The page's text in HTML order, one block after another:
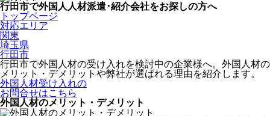
行田市で外国人人材派遣･紹介会社をお探しの方へ
トップページ
対応エリア
関東
埼玉県
行田市
行田市で外国人材の受け入れを検討中の企業様へ。外国人材の
メリット・デメリットや弊社が選ばれる理由を紹介します。
外国人材受け入れの
お問合せはこちら
外国人材のメリット・デメリット